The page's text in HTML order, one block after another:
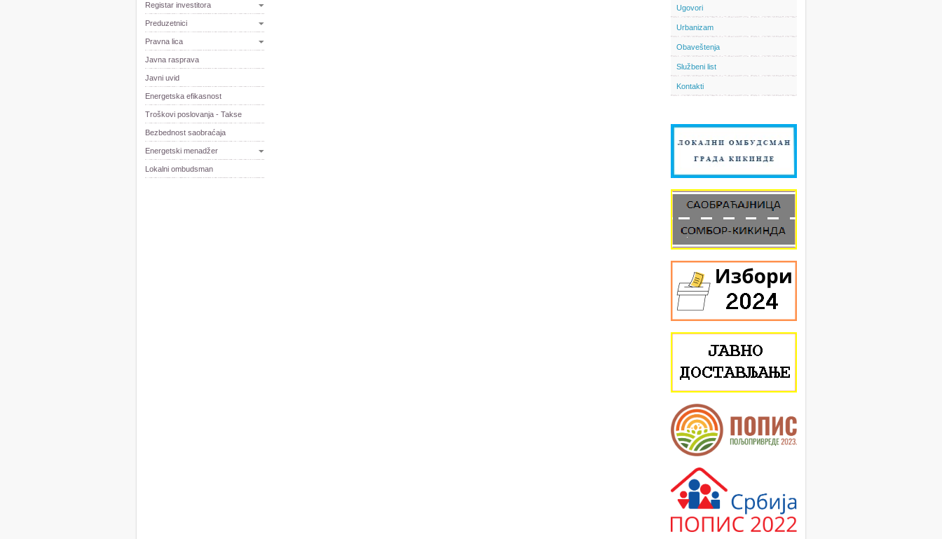
Registar investitora
Preduzetnici
Pravna lica
Javna rasprava
Javni uvid
Energetska efikasnost
Troškovi poslovanja - Takse
Bezbednost saobraćaja
Energetski menadžer
Lokalni ombudsman
Ugovori
Urbanizam
Obaveštenja
Službeni list
Kontakti